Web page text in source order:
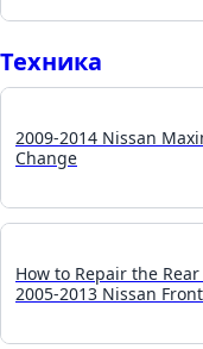
Техника
2009-2014 Nissan
Change
How to Repair the
2005-2013 Nissan